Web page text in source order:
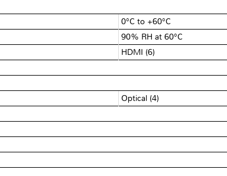
0°C to +60°C
90% RH at 60°C
HDMI (6)
Optical (4)